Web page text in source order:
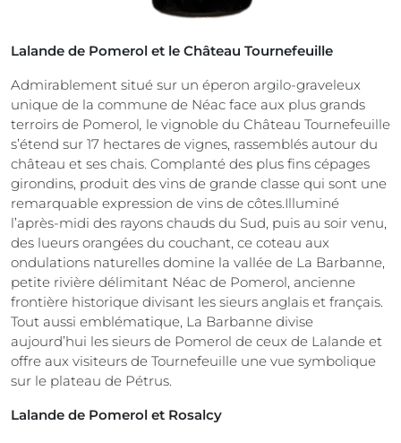
Lalande de Pomerol et le Château Tournefeuille
Admirablement situé sur un éperon argilo-graveleux
unique de la commune de Néac face aux plus grands
terroirs de Pomerol, le vignoble du Château Tournefeuille
s’étend sur 17 hectares de vignes, rassemblés autour du
château et ses chais. Complanté des plus fins cépages
girondins, produit des vins de grande classe qui sont une
remarquable expression de vins de côtes.Illuminé
l’après-midi des rayons chauds du Sud, puis au soir venu,
des lueurs orangées du couchant, ce coteau aux
ondulations naturelles domine la vallée de La Barbanne,
petite rivière délimitant Néac de Pomerol, ancienne
frontière historique divisant les sieurs anglais et français.
Tout aussi emblématique, La Barbanne divise
aujourd’hui les sieurs de Pomerol de ceux de Lalande et
offre aux visiteurs de Tournefeuille une vue symbolique
sur le plateau de Pétrus.
Lalande de Pomerol et Rosalcy